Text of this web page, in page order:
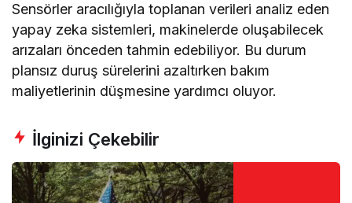
Sensörler aracılığıyla toplanan verileri analiz eden
yapay zeka sistemleri, makinelerde oluşabilecek
arızaları önceden tahmin edebiliyor. Bu durum
plansız duruş sürelerini azaltırken bakım
maliyetlerinin düşmesine yardımcı oluyor.
İlginizi Çekebilir